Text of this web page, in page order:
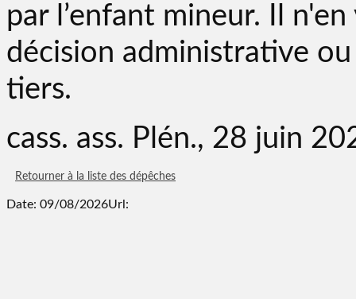
par l’enfant mineur. Il
décision administrative
tiers.
cass. ass. Plén., 28 juin
Retourner à la liste des dépêches
Date: 09/08/2026Url: